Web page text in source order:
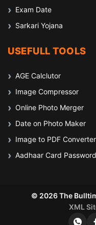
Exam Date
Sarkari Yojana
USEFULL TOOLS
AGE Calclutor
Image Compressor
Online Photo Merger
Date on Photo Maker
Image to PDF Converter
Aadhaar Card
© 2026 The
XML